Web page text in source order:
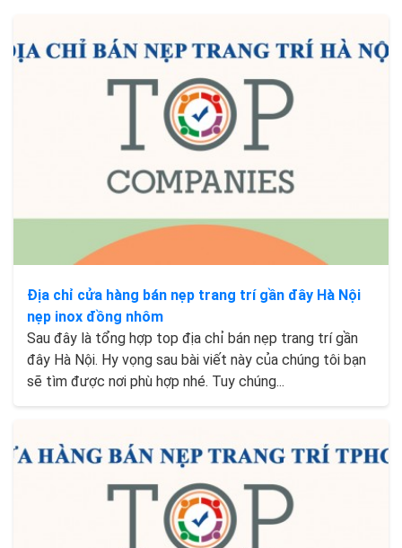
Địa chỉ cửa hàng bán nẹp trang trí gần đây Hà Nội
nẹp inox đồng nhôm
Sau đây là tổng hợp top địa chỉ bán nẹp trang trí gần
đây Hà Nội. Hy vọng sau bài viết này của chúng tôi bạn
sẽ tìm được nơi phù hợp nhé. Tuy chúng...